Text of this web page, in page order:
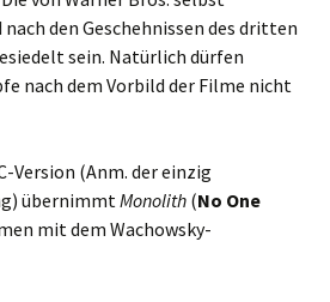
den Geschehnissen des dritten
sein. Natürlich dürfen
nach dem Vorbild der Filme nicht
Version (Anm. der einzig
übernimmtMonolith (No One
mit dem Wachowsky-